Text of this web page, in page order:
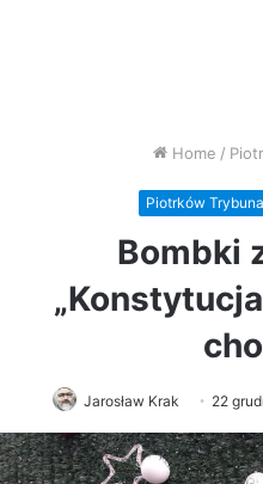
Home /
Piotrków
Bombki
Jarosław Krak 22